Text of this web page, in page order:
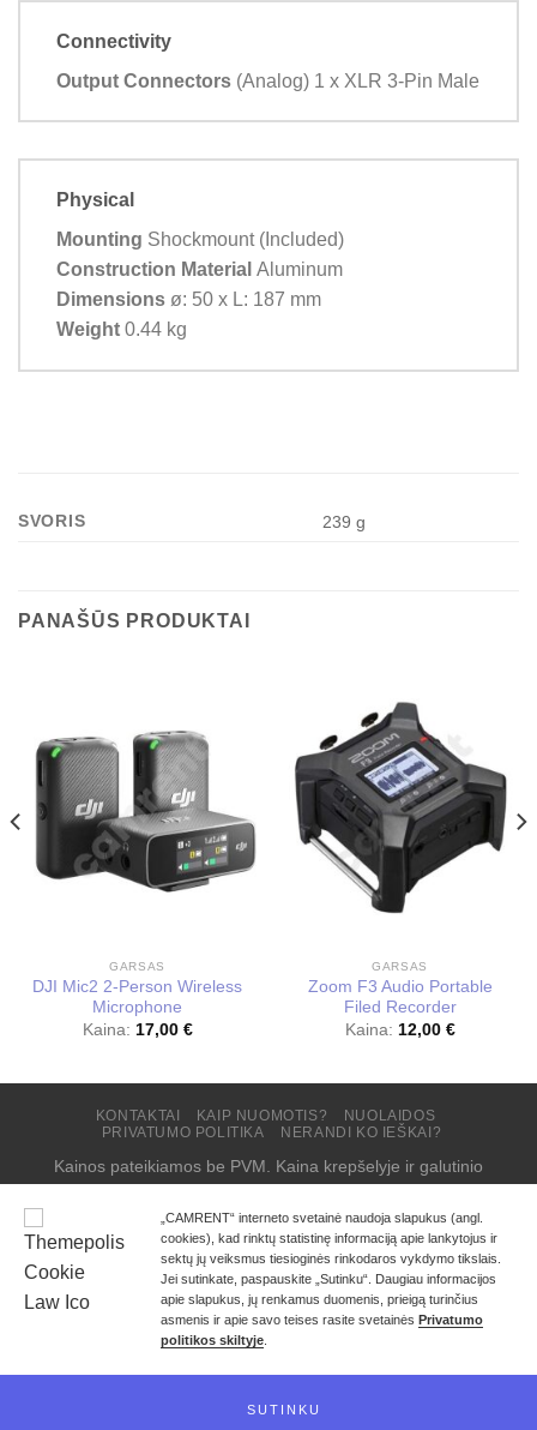
„CAMRENT“ interneto svetainė naudoja slapukus (angl.
cookies), kad rinktų statistinę informaciją apie lankytojus ir
sektų jų veiksmus tiesioginės rinkodaros vykdymo tikslais.
Jei sutinkate, paspauskite „Sutinku“. Daugiau informacijos
apie slapukus, jų renkamus duomenis, prieigą turinčius
asmenis ir apie savo teises rasite svetainės Privatumo
politikos skiltyje
SUTINKU
Connectivity
Output Connectors (Analog) 1 x XLR 3-Pin Male
Physical
Mounting Shockmount (Included)
Construction Material Aluminum
Dimensions ø: 50 x L: 187 mm
Weight 0.44 kg
SVORIS 239 g
PANAŠŪS PRODUKTAI
GARSAS
DJI Mic2 2-Person Wireless
Microphone
Kaina: 17,00 €
GARSAS
Zoom F3 Audio Portable
Filed Recorder
Kaina: 12,00 €
KONTAKTAI KAIP NUOMOTIS?
NUOLAIDOS
PRIVATUMO POLITIKA
NERANDI KO IEŠKAI?
Kainos pateikiamos be PVM. Kaina krepšelyje ir galutinio
Copyright 2026 ©CAMRENT